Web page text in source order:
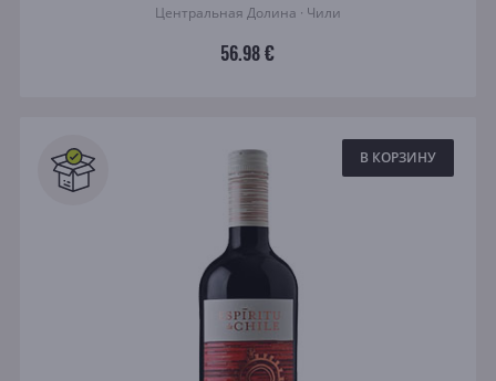
Центральная Долина · Чили
56.98 €
В КОРЗИНУ